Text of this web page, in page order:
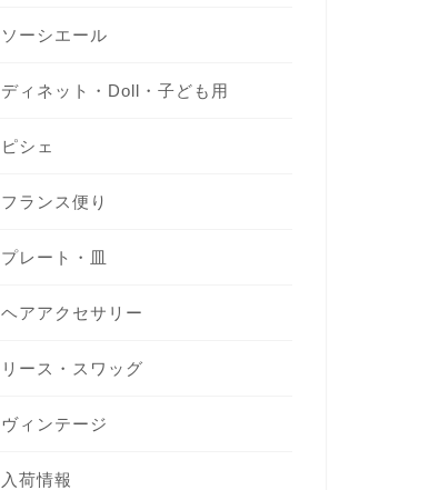
ソーシエール
ディネット・Doll・子ども用
ピシェ
フランス便り
プレート・皿
ヘアアクセサリー
リース・スワッグ
ヴィンテージ
入荷情報